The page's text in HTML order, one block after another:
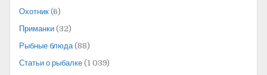
Охотник (6)
Приманки (32)
Рыбные блюда(88)
Статьи о рыбалке (1 039)